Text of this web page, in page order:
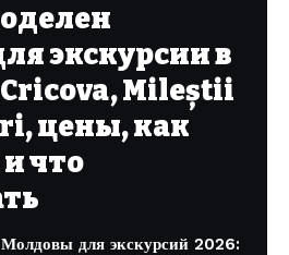
экскурсии в
Mileștii
цены, как
что
для экскурсий 2026: